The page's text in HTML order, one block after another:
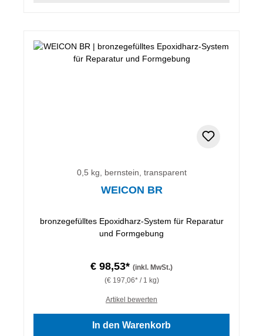
0,5 kg, bernstein, transparent
WEICON BR
bronzegefülltes Epoxidharz-System für Reparatur
und Formgebung
€ 98,53* (inkl. MwSt.)
(€ 197,06* / 1 kg)
Artikel bewerten
In den Warenkorb